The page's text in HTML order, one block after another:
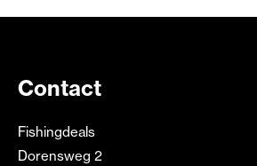
Contact
Fishingdeals
Dorensweg 2